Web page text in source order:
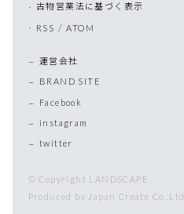
古物営業法に基づく表示
RSS /ATOM
運営会社
BRAND SITE
Facebook
instagram
twitter
© Copyright LANDSCAPE
Produced by Japan Create Co.,Ltd.